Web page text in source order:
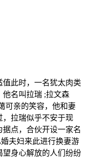
值此时，一名犹太肉类
名叫拉瑞 ;拉文森
可亲的笑容，他和妻
，拉瑞似乎不安于现
点，合伙开设一家名
夫妇来此进行换妻游
身心解放的人们纷纷